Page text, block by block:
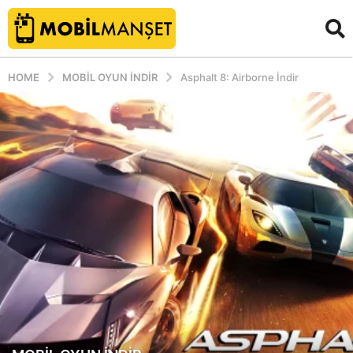
HOME MOBIL OYUN INDIR Asphalt 8: Airborne İndir